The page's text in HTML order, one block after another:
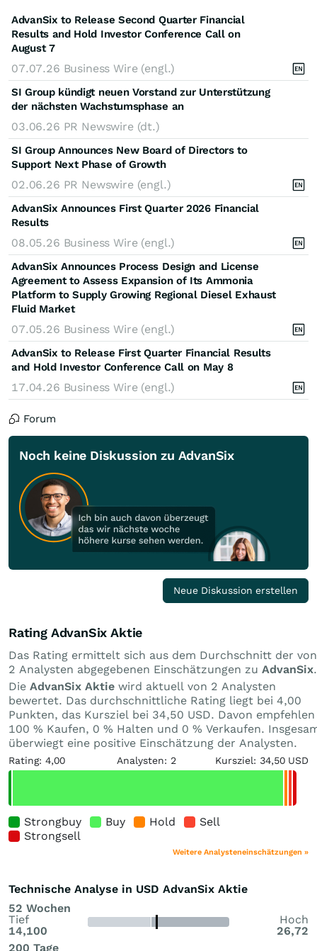
AdvanSix to Release Second Quarter Financial
Results and Hold Investor Conference Call on
August 7
07.07.26 Business Wire (engl.)
SI Group kündigt neuen Vorstand zur Unterstützung
der nächsten Wachstumsphase an
03.06.26 PR Newswire (dt.)
SI Group Announces New Board of Directors to
Support Next Phase of Growth
02.06.26 PR Newswire (engl.)
AdvanSix Announces First Quarter 2026 Financial
Results
08.05.26 Business Wire (engl.)
AdvanSix Announces Process Design and License
Agreement to Assess Expansion of Its Ammonia
Platform to Supply Growing Regional Diesel Exhaust
Fluid Market
07.05.26 Business Wire (engl.)
AdvanSix to Release First Quarter Financial Results
and Hold Investor Conference Call on May 8
17.04.26 Business Wire (engl.)
Forum
Noch keine Diskussion zu AdvanSix
Neue Diskussion erstellen
Rating AdvanSix Aktie
Das Rating ermittelt sich aus dem Durchschnitt der von
2 Analysten abgegebenen Einschätzungen zu AdvanSix.
Die AdvanSix Aktie wird aktuell von 2 Analysten
bewertet. Das durchschnittliche Rating liegt bei 4,00
Punkten, das Kursziel bei 34,50 USD. Davon empfehlen
100 % Kaufen, 0 % Halten und 0 % Verkaufen.
überwiegt eine positive Einschätzung der Analysten.
Rating: 4,00 Analysten: 2 Kursziel: 34,50 USD
Strongbuy Buy Hold
Sell
Strongsell
Weitere Analysteneinschätzungen »
Technische Analyse in USD AdvanSix Aktie
52 Wochen
Tief
14,100
Hoch
26,72
200 Tage